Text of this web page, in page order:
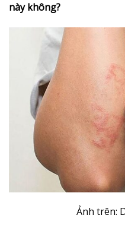
này không?
Ảnh trên: